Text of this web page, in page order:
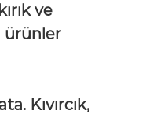
ve
ürünler
Kıvırcık,